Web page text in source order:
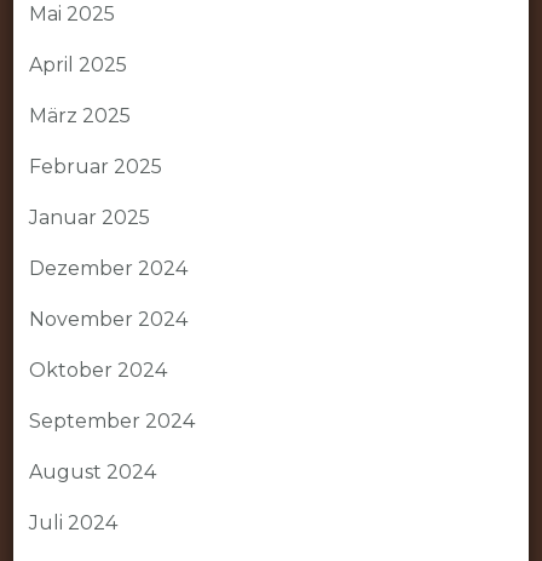
Mai 2025
April 2025
März 2025
Februar 2025
Januar 2025
Dezember 2024
November 2024
Oktober 2024
September 2024
August 2024
Juli 2024